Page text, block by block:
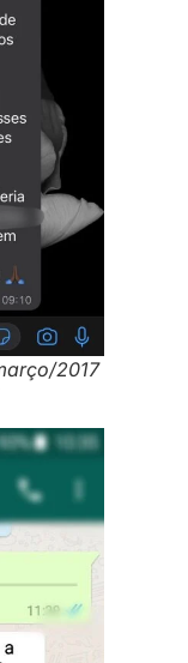
2017